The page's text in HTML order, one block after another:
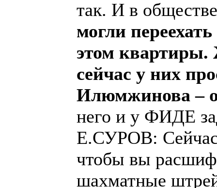
так. И в
могли
этом
сейчас у них
Илюмжинова –
него и у ФИДЕ
Е.СУРОВ: Сейчас
чтобы вы
шахматные